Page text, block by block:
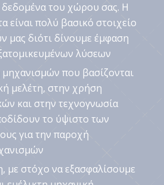
του χώρου σας. Η
είναι πολύ βασικό στοιχείο
μας διότι δίνουμε έμφαση
λύσεων
που βασίζονται
μελέτη, στην χρήση
και στην τεχνογνωσία
το ύψιστο των
για την παροχή
με στόχο να εξασφαλίσουμε